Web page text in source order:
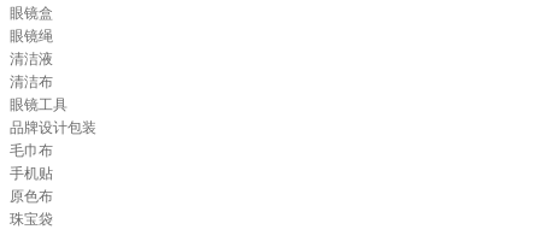
眼镜盒
眼镜绳
清洁液
清洁布
眼镜工具
品牌设计包装
毛巾布
手机贴
原色布
珠宝袋